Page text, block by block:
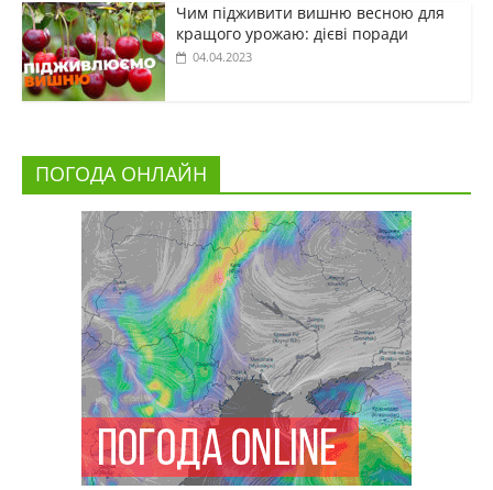
Чим підживити вишню весною для
кращого урожаю: дієві поради
04.04.2023
ПОГОДА ОНЛАЙН